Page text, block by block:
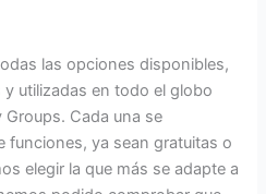
las opciones disponibles,
utilizadas en todo el globo
Cada una se
funciones, ya sean gratuitas o
elegir la que más se adapte a